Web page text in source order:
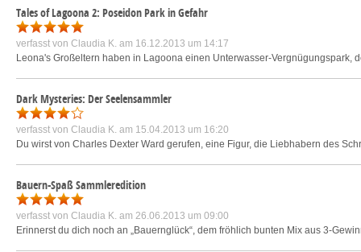
Tales of Lagoona 2: Poseidon Park in Gefahr
verfasst von Claudia K. am 16.12.2013 um 14:17
Leona's Großeltern haben in Lagoona einen Unterwasser-
Dark Mysteries: Der Seelensammler
verfasst von Claudia K. am 15.04.2013 um 16:20
Du wirst von Charles Dexter Ward gerufen, eine Figur, die Liebhabern des
Bauern-Spaß Sammleredition
verfasst von Claudia K. am 26.06.2013 um 09:00
Erinnerst du dich noch an „Bauernglück“, dem fröhlich bunten Mix aus 3-